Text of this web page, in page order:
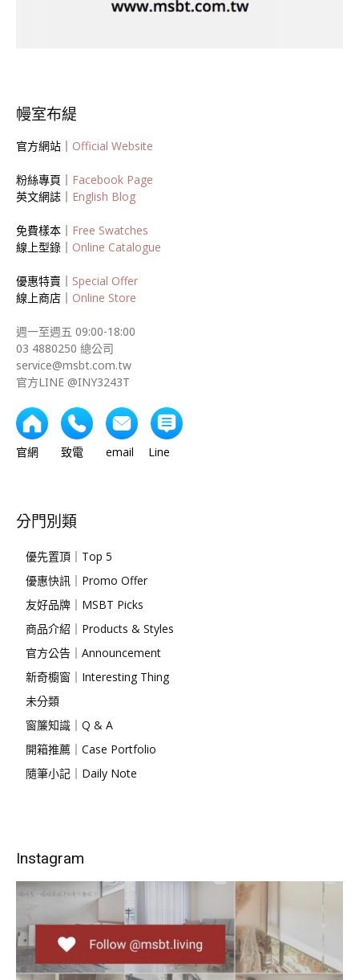
幔室布緹
官方網站｜ Official Website
粉絲專頁｜ Facebook Page
英文網誌｜ English Blog
免費樣本｜ Free Swatches
線上型錄｜ Online Catalogue
優惠特賣｜ Special Offer
線上商店｜ Online Store
週一至週五 09:00-18:00
03 4880250 總公司
service@msbt.com.tw
官方LINE @INY3243T
官網 致電 email Line
分門別類
優先置頂｜Top 5
優惠快訊｜Promo Offer
友好品牌｜MSBT Picks
商品介紹｜Products & Styles
官方公告｜Announcement
新奇櫥窗｜Interesting Thing
未分類
窗簾知識｜Q & A
開箱推薦｜Case Portfolio
隨筆小記｜Daily Note
Instagram